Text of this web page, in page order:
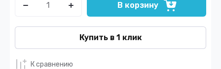
В корзину
Купить в 1 клик
К сравнению